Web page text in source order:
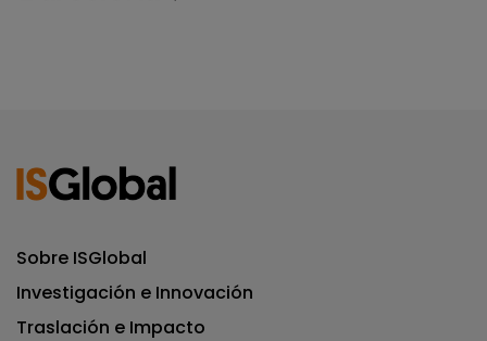
Sobre ISGlobal
Investigación e Innovación
Traslación e Impacto